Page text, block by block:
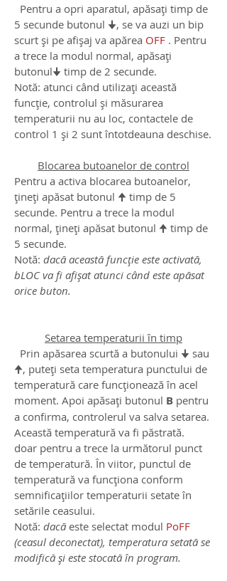
Pentru a opri aparatul, apăsați timp de
5 secunde butonul 🠋, se va auzi un bip
scurt și pe afișaj va apărea OFF . Pentru
a trece la modul normal, apăsați
butonul🠋 timp de 2 secunde.
Notă: atunci când utilizați această
funcție, controlul și măsurarea
temperaturii nu au loc, contactele de
control 1 și 2 sunt întotdeauna deschise.
Blocarea butoanelor de control
Pentru a activa blocarea butoanelor,
țineți apăsat butonul 🠉 timp de 5
secunde. Pentru a trece la modul
normal, țineți apăsat butonul 🠉 timp de
5 secunde.
Notă: dacă această funcție este activată,
bLOC va fi afișat atunci când este apăsat
orice buton.
Setarea temperaturii în timp
Prin apăsarea scurtă a butonului 🠋 sau
🠉, puteți seta temperatura punctului de
temperatură care funcționează în acel
moment. Apoi apăsați butonul B pentru
a confirma, controlerul va salva setarea.
Această temperatură va fi păstrată.
doar pentru a trece la următorul punct
de temperatură. În viitor, punctul de
temperatură va funcționa conform
semnificațiilor temperaturii setate în
setările ceasului.
Notă: dacă este selectat modul PoFF
(ceasul deconectat), temperatura setată se
modifică și este stocată în program.